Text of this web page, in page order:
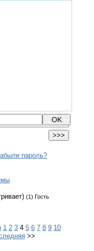
пароль?
(1) Гость
1 2 3 4 5 6 7 8 9 10
>>